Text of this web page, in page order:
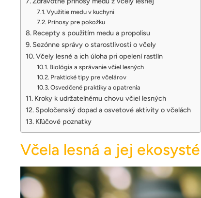
Využitie medu v kuchyni
Prínosy pre pokožku
Recepty s použitím medu a propolisu
Sezónne správy o starostlivosti o včely
Včely lesné a ich úloha pri opelení rastlín
Biológia a správanie včiel lesných
Praktické tipy pre včelárov
Osvedčené praktiky a opatrenia
Kroky k udržateľnému chovu včiel lesných
Spoločenský dopad a osvetové aktivity o včelách
Kľúčové poznatky
Včela lesná a jej